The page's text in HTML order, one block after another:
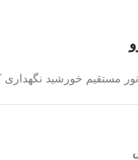
مستقیم خورشید نگهداری